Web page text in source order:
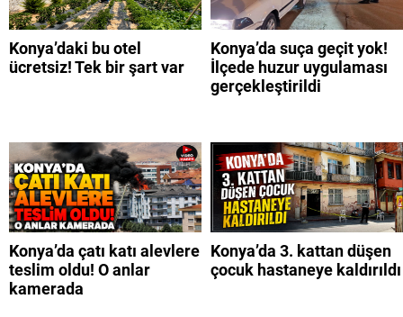
Konya’daki bu otel
ücretsiz! Tek bir şart var
Konya’da suça geçit yok!
İlçede huzur uygulaması
gerçekleştirildi
Konya’da çatı katı alevlere
teslim oldu! O anlar
kamerada
Konya’da 3. kattan düşen
çocuk hastaneye kaldırıldı